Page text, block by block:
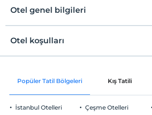
Plaja 2 km mesafededir
Otel genel bilgileri
Ortak alanlar ve tüm odalar
Otel koşulları
Check/in
Check/out
En geç saat 12:00 ve öncesi
Evcil Hayvan
Popüler Tatil Bölgeleri Kış Tatili
İstanbul Otelleri Çeşme Otelleri